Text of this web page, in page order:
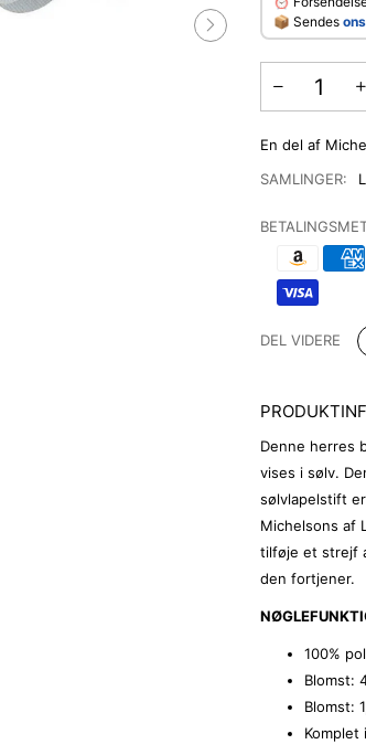
​📦 Sendes
En del af
SAMLINGER:
DEL VIDERE
Denne herres
vises i sølv.
sølvlapelstift
Michelsons af
tilføje et strejf
den fortjener.
100%
Blomst:
Blomst: